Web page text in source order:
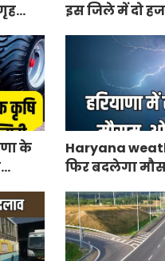
इस जिले में दो
के
Haryana
फिर बदलेगा